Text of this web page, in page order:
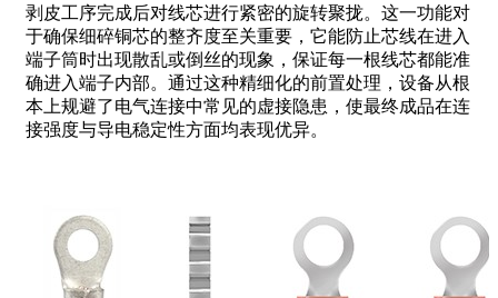
剥皮工序完成后对线芯进行紧密的旋转聚拢。这一功能对
于确保细碎铜芯的整齐度至关重要，它能防止芯线在进入
端子筒时出现散乱或倒丝的现象，保证每一根线芯都能准
确进入端子内部。通过这种精细化的前置处理，设备从根
本上规避了电气连接中常见的虚接隐患，使最终成品在连
接强度与导电稳定性方面均表现优异。